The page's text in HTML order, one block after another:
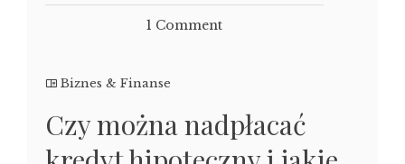
1 Comment
Biznes & Finanse
Czy można nadpłacać